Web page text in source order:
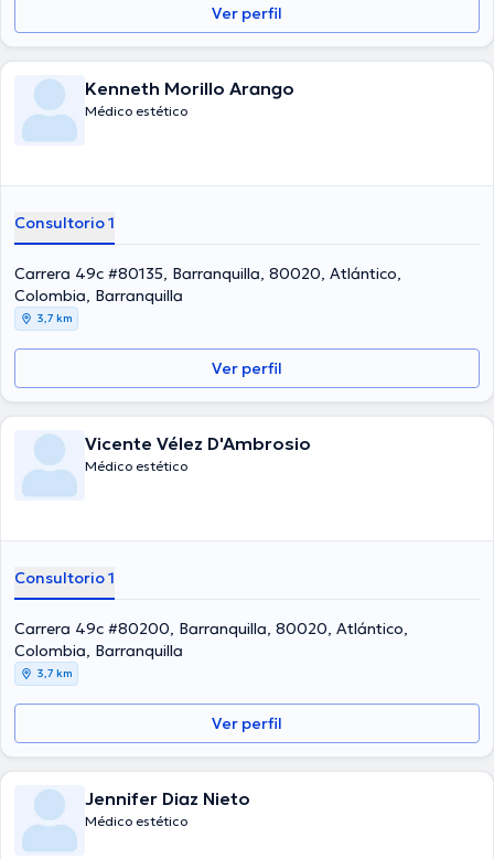
Ver perfil
Kenneth Morillo Arango
Médico estético
Consultorio 1
Carrera 49c #80135, Barranquilla, 80020, Atlántico,
Colombia, Barranquilla
3,7 km
Ver perfil
Vicente Vélez D'Ambrosio
Médico estético
Consultorio 1
Carrera 49c #80200, Barranquilla, 80020, Atlántico,
Colombia, Barranquilla
3,7 km
Ver perfil
Jennifer Diaz Nieto
Médico estético